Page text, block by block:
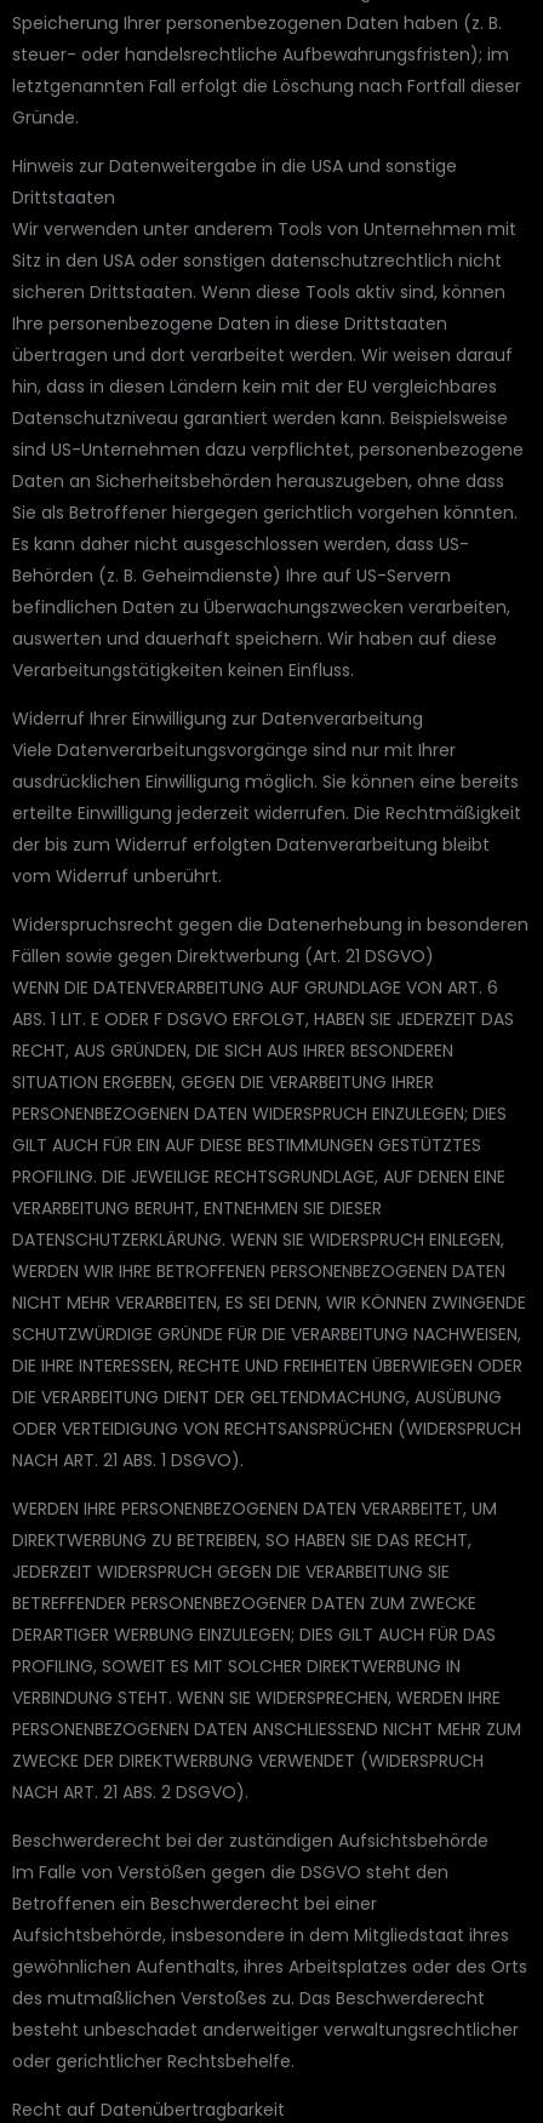
Speicherung Ihrer personenbezogenen Daten haben (z. B.
steuer- oder handelsrechtliche Aufbewahrungsfristen); im
letztgenannten Fall erfolgt die Löschung nach Fortfall dieser
Gründe.
Hinweis zur Datenweitergabe in die USA und sonstige
Drittstaaten
Wir verwenden unter anderem Tools von Unternehmen mit
Sitz in den USA oder sonstigen datenschutzrechtlich nicht
sicheren Drittstaaten. Wenn diese Tools aktiv sind, können
Ihre personenbezogene Daten in diese Drittstaaten
übertragen und dort verarbeitet werden. Wir weisen darauf
hin, dass in diesen Ländern kein mit der EU vergleichbares
Datenschutzniveau garantiert werden kann. Beispielsweise
sind US-Unternehmen dazu verpflichtet, personenbezogene
Daten an Sicherheitsbehörden herauszugeben, ohne dass
Sie als Betroffener hiergegen gerichtlich vorgehen könnten.
Es kann daher nicht ausgeschlossen werden, dass US-
Behörden (z. B. Geheimdienste) Ihre auf US-Servern
befindlichen Daten zu Überwachungszwecken verarbeiten,
auswerten und dauerhaft speichern. Wir haben auf diese
Verarbeitungstätigkeiten keinen Einfluss.
Widerruf Ihrer Einwilligung zur Datenverarbeitung
Viele Datenverarbeitungsvorgänge sind nur mit Ihrer
ausdrücklichen Einwilligung möglich. Sie können eine bereits
erteilte Einwilligung jederzeit widerrufen. Die Rechtmäßigkeit
der bis zum Widerruf erfolgten Datenverarbeitung bleibt
vom Widerruf unberührt.
Widerspruchsrecht gegen die Datenerhebung in besonderen
Fällen sowie gegen Direktwerbung (Art. 21 DSGVO)
WENN DIE DATENVERARBEITUNG AUF GRUNDLAGE VON ART. 6
ABS. 1 LIT. E ODER F DSGVO ERFOLGT, HABEN SIE JEDERZEIT DAS
RECHT, AUS GRÜNDEN, DIE SICH AUS IHRER BESONDEREN
SITUATION ERGEBEN, GEGEN DIE VERARBEITUNG IHRER
PERSONENBEZOGENEN DATEN WIDERSPRUCH EINZULEGEN; DIES
GILT AUCH FÜR EIN AUF DIESE BESTIMMUNGEN GESTÜTZTES
PROFILING. DIE JEWEILIGE RECHTSGRUNDLAGE, AUF DENEN EINE
VERARBEITUNG BERUHT, ENTNEHMEN SIE DIESER
DATENSCHUTZERKLÄRUNG. WENN SIE WIDERSPRUCH EINLEGEN,
WERDEN WIR IHRE BETROFFENEN PERSONENBEZOGENEN DATEN
NICHT MEHR VERARBEITEN, ES SEI DENN, WIR KÖNNEN ZWINGENDE
SCHUTZWÜRDIGE GRÜNDE FÜR DIE VERARBEITUNG NACHWEISEN,
DIE IHRE INTERESSEN, RECHTE UND FREIHEITEN ÜBERWIEGEN ODER
DIE VERARBEITUNG DIENT DER GELTENDMACHUNG, AUSÜBUNG
ODER VERTEIDIGUNG VON RECHTSANSPRÜCHEN (WIDERSPRUCH
NACH ART. 21 ABS. 1 DSGVO).
WERDEN IHRE PERSONENBEZOGENEN DATEN VERARBEITET, UM
DIREKTWERBUNG ZU BETREIBEN, SO HABEN SIE DAS RECHT,
JEDERZEIT WIDERSPRUCH GEGEN DIE VERARBEITUNG SIE
BETREFFENDER PERSONENBEZOGENER DATEN ZUM ZWECKE
DERARTIGER WERBUNG EINZULEGEN; DIES GILT AUCH FÜR DAS
PROFILING, SOWEIT ES MIT SOLCHER DIREKTWERBUNG IN
VERBINDUNG STEHT. WENN SIE WIDERSPRECHEN, WERDEN IHRE
PERSONENBEZOGENEN DATEN ANSCHLIESSEND NICHT MEHR ZUM
ZWECKE DER DIREKTWERBUNG VERWENDET (WIDERSPRUCH
NACH ART. 21 ABS. 2 DSGVO).
Beschwerde­recht bei der zuständigen Aufsichts­behörde
Im Falle von Verstößen gegen die DSGVO steht den
Betroffenen ein Beschwerderecht bei einer
Aufsichtsbehörde, insbesondere in dem Mitgliedstaat ihres
gewöhnlichen Aufenthalts, ihres Arbeitsplatzes oder des Orts
des mutmaßlichen Verstoßes zu. Das Beschwerderecht
besteht unbeschadet anderweitiger verwaltungsrechtlicher
oder gerichtlicher Rechtsbehelfe.
Recht auf Daten­übertrag­barkeit